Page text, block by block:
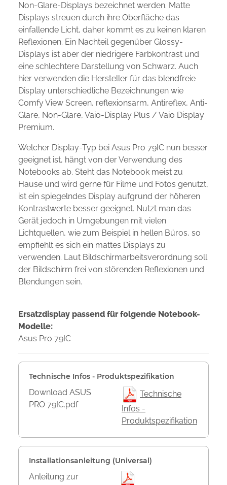
Non-Glare-Displays bezeichnet werden. Matte
Displays streuen durch ihre Oberfläche das
einfallende Licht, daher kommt es zu keinen klaren
Reflexionen. Ein Nachteil gegenüber Glossy-
Displays ist aber der niedrigere Farbkontrast und
eine schlechtere Darstellung von Schwarz. Auch
hier verwenden die Hersteller für das blendfreie
Display unterschiedliche Bezeichnungen wie
Comfy View Screen, reflexionsarm, Antireflex, Anti-
Glare, Non-Glare, Vaio-Display Plus / Vaio Display
Premium.
Welcher Display-Typ bei Asus Pro 79IC nun besser
geeignet ist, hängt von der Verwendung des
Notebooks ab. Steht das Notebook meist zu
Hause und wird gerne für Filme und Fotos genutzt,
ist ein spiegelndes Display aufgrund der höheren
Kontrastwerte besser geeignet. Nutzt man das
Gerät jedoch in Umgebungen mit vielen
Lichtquellen, wie zum Beispiel in hellen Büros, so
empfiehlt es sich ein mattes Displays zu
verwenden. Laut Bildschirmarbeitsverordnung soll
der Bildschirm frei von störenden Reflexionen und
Blendungen sein.
Ersatzdisplay passend für folgende Notebook-
Modelle:
Asus Pro 79IC
Technische Infos - Produktspezifikation
Download ASUS
PRO 79IC.pdf
Technische
Infos -
Produktspezifikation
Installationsanleitung (Universal)
Anleitung zur